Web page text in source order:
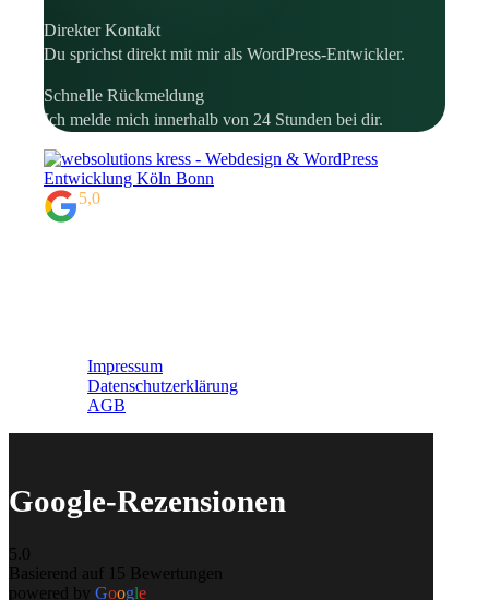
Direkter Kontakt
Du sprichst direkt mit mir als WordPress-Entwickler.
Schnelle Rückmeldung
Ich melde mich innerhalb von 24 Stunden bei dir.
5,0
Impressum
Datenschutzerklärung
AGB
Google-Rezensionen
5.0
Basierend auf 15 Bewertungen
powered by Google